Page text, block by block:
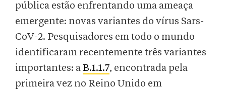
pública estão enfrentando uma ameaça
emergente: novas variantes do vírus Sars-
CoV-2. Pesquisadores em todo o mundo
identificaram recentemente três variantes
importantes: a B.1.1.7, encontrada pela
primeira vez no Reino Unido em